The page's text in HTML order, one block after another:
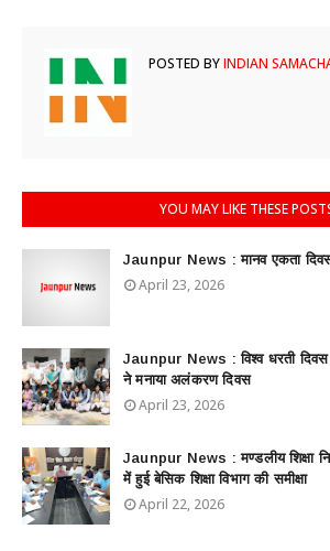
POSTED BYINDIAN
YOU MAY LIKE THESE
Jaunpur News : ​मानव एकता दिवस
April 23, 2026
Jaunpur News : विश्व धरती दिवस
ने मनाया अलंकरण दिवस
April 23, 2026
Jaunpur News : ​मण्डलीय शिक्षा
में हुई बेसिक शिक्षा विभाग की समीक्षा
April 22, 2026